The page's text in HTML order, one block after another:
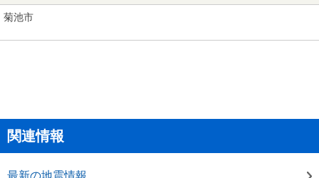
菊池市
関連情報
最新の地震情報